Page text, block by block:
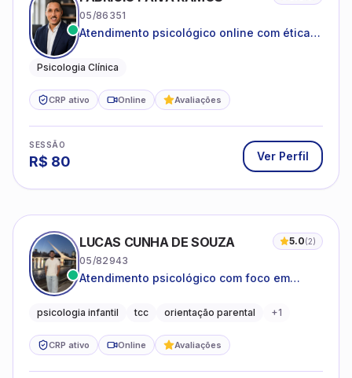
05/86351
Atendimento psicológico online com ética,
Psicologia Clínica
CRP ativo Online Avaliações
SESSÃO
R$ 80 Ver Perfil
LUCAS CUNHA DE SOUZA 5.0(2)
05/82943
Atendimento psicológico com foco em
promovendo equilíbrio emocional e
psicologia infantil tcc orientação parental +1
CRP ativo Online Avaliações